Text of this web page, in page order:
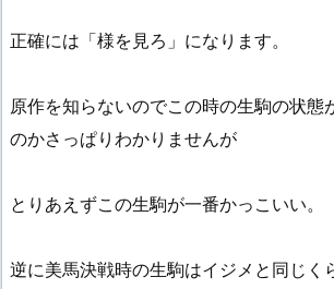
正確には「様を見ろ」になります。
原作を知らないのでこの時の生駒の状態
のかさっぱりわかりませんが
とりあえずこの生駒が一番かっこいい。
逆に美馬決戦時の生駒はイジメと同じく